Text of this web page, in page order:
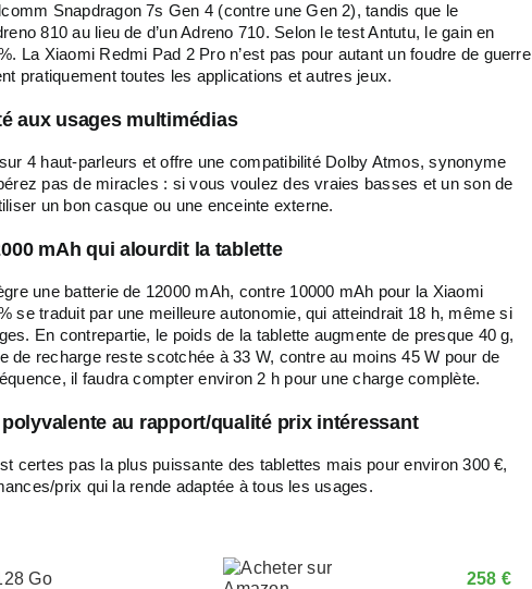
Snapdragon 7s Gen 4 (contre une Gen 2), tandis que le
810 au lieu de d’un Adreno 710. Selon le test Antutu, le gain en
La Xiaomi Redmi Pad 2 Pro n’est pas pour autant un foudre de guerre
pratiquement toutes les applications et autres jeux.
aux usages multimédias
4 haut-parleurs et offre une compatibilité Dolby Atmos, synonyme
pas de miracles : si vous voulez des vraies basses et un son de
un bon casque ou une enceinte externe.
mAh qui alourdit la tablette
une batterie de 12000 mAh, contre 10000 mAh pour la Xiaomi
se traduit par une meilleure autonomie, qui atteindrait 18 h, même si
En contrepartie, le poids de la tablette augmente de presque 40 g,
de recharge reste scotchée à 33 W, contre au moins 45 W pour de
il faudra compter environ 2 h pour une charge complète.
au rapport/qualité prix intéressant
certes pas la plus puissante des tablettes mais pour environ 300 €,
prix qui la rende adaptée à tous les usages.
Go 258 €